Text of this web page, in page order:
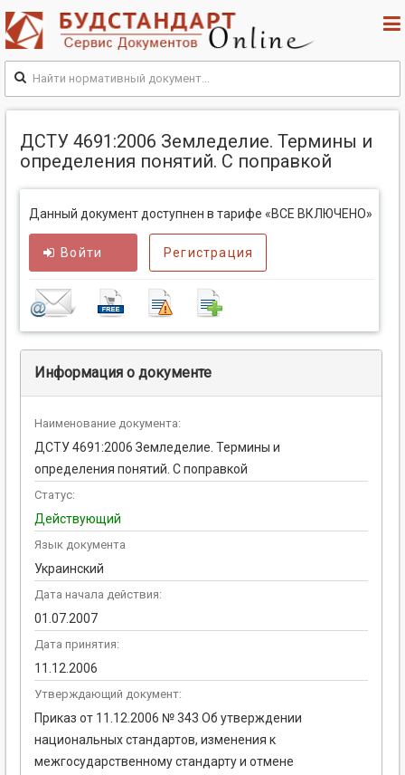
ДСТУ 4691:2006 Земледелие. Термины и
определения понятий. С поправкой
Данный документ доступнен в тарифе «ВСЕ ВКЛЮЧЕНО»
Войти Регистрация
Информация о документе
Наименование документа:
ДСТУ 4691:2006 Земледелие. Термины и
определения понятий. С поправкой
Статус:
Действующий
Язык документа
Украинский
Дата начала действия:
01.07.2007
Дата принятия:
11.12.2006
Утверждающий документ:
Приказ от 11.12.2006 № 343 Об утверждении
национальных стандартов, изменения к
межгосударственному стандарту и отмене